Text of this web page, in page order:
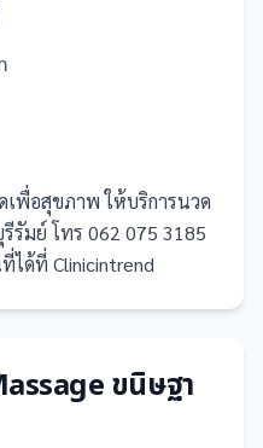
เพื่อสุขภาพ ให้บริการนวด
มย์ โทร 062 075 3185
ได้ที่ Clinicintrend
ขนิษฐา